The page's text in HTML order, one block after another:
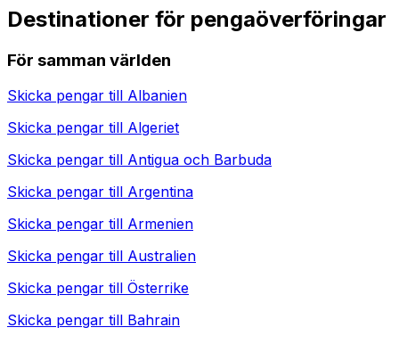
Destinationer för pengaöverföringar
För samman världen
Skicka pengar till Albanien
Skicka pengar till Algeriet
Skicka pengar till Antigua och Barbuda
Skicka pengar till Argentina
Skicka pengar till Armenien
Skicka pengar till Australien
Skicka pengar till Österrike
Skicka pengar till Bahrain